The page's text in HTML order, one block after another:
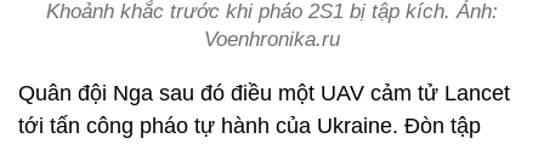
Khoảnh khắc trước khi pháo 2S1 bị tập kích. Ảnh:
Voenhronika.ru
Quân đội Nga sau đó điều một UAV cảm tử Lancet
tới tấn công pháo tự hành của Ukraine. Đòn tập